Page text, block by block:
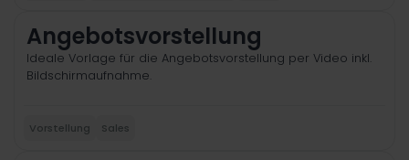
Angebotsvorstellung
Ideale Vorlage für die Angebotsvorstellung per Video inkl.
Bildschirmaufnahme.
Vorstellung Sales